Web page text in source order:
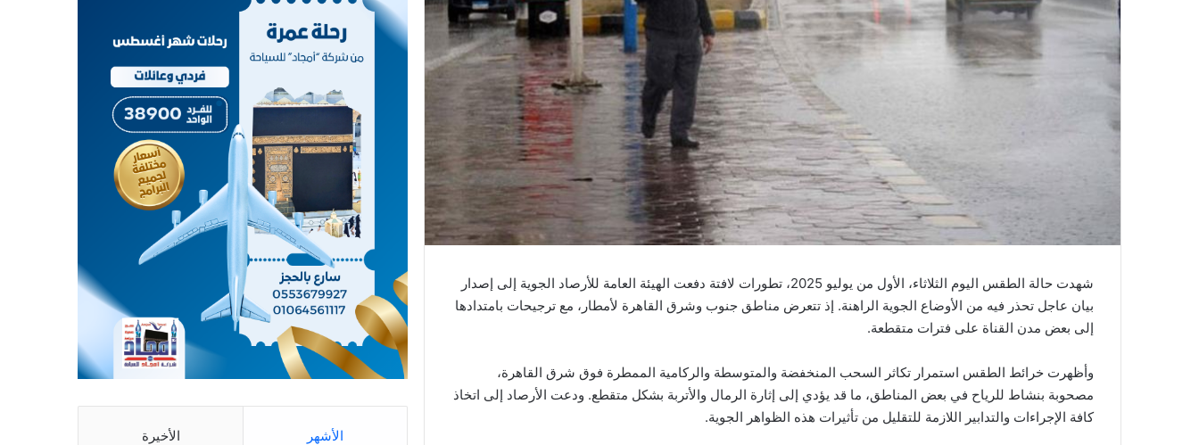
شهدت حالة الطقس اليوم الثلاثاء، الأول من يوليو 2025، تطورات لافتة دفعت الهيئة العامة للأرصاد الجوية إلى إصدار
بيان عاجل تحذر فيه من الأوضاع الجوية الراهنة. إذ تتعرض مناطق جنوب وشرق القاهرة لأمطار، مع ترجيحات بامتدادها
إلى بعض مدن القناة على فترات متقطعة.
وأظهرت خرائط الطقس استمرار تكاثر السحب المنخفضة والمتوسطة والركامية الممطرة فوق شرق القاهرة،
مصحوبة بنشاط للرياح في بعض المناطق، ما قد يؤدي إلى إثارة الرمال والأتربة بشكل متقطع. ودعت الأرصاد إلى اتخاذ
كافة الإجراءات والتدابير اللازمة للتقليل من تأثيرات هذه الظواهر الجوية.
الأشهر الأخيرة